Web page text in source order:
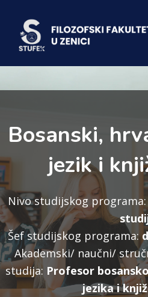
Bosanski,
jezik i
Nivo studijskog programa:
Šef studijskog programa:
Akademski/ naučni/
studija: Profesor
jezika i